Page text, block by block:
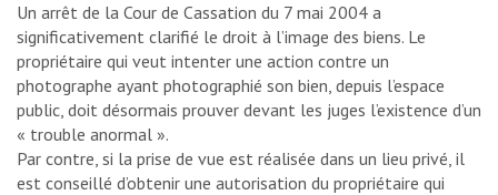
Un arrêt de la Cour de Cassation du 7 mai 2004 a
significativement clarifié le droit à l’image des biens. Le
propriétaire qui veut intenter une action contre un
photographe ayant photographié son bien, depuis l’espace
public, doit désormais prouver devant les juges l’existence d’un
« trouble anormal ».
Par contre, si la prise de vue est réalisée dans un lieu privé, il
est conseillé d’obtenir une autorisation du propriétaire qui